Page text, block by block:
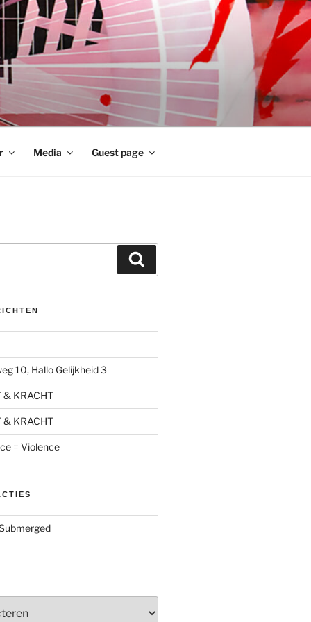
Media Guest page
10, Hallo Gelijkheid 3
& KRACHT
& KRACHT
= Violence